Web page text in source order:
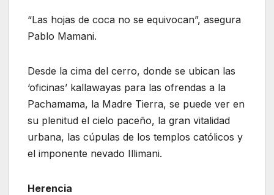
“Las hojas de coca no se equivocan”, asegura
Pablo Mamani.
Desde la cima del cerro, donde se ubican las
‘oficinas’ kallawayas para las ofrendas a la
Pachamama, la Madre Tierra, se puede ver en
su plenitud el cielo paceño, la gran vitalidad
urbana, las cúpulas de los templos católicos y
el imponente nevado Illimani.
Herencia